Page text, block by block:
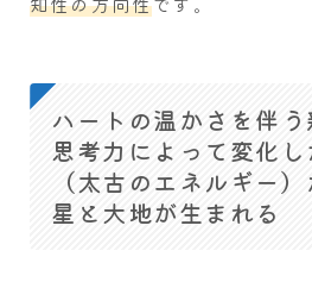
ハートの温かさを伴
思考力によって変化
（太古のエネルギー
星と大地が生まれる